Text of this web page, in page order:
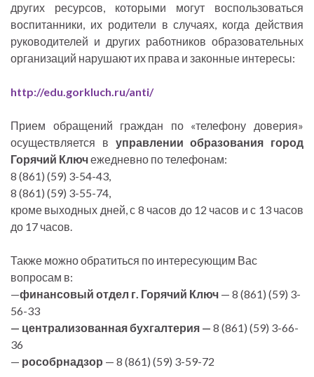
других ресурсов, которыми могут воспользоваться
воспитанники, их родители в случаях, когда действия
руководителей и других работников образовательных
организаций нарушают их права и законные интересы:
http://edu.gorkluch.ru/anti/
Прием обращений граждан по «телефону доверия»
осуществляется в управлении образования город
Горячий Ключежедневно по телефонам:
8 (861) (59) 3-54-43,
8 (861) (59) 3-55-74,
кроме выходных дней, с 8 часов до 12 часов и с 13 часов
до 17 часов.
Также можно обратиться по интересующим Вас
вопросам в:
—финансовый отдел г. Горячий Ключ — 8 (861) (59) 3-
56-33
— централизованная бухгалтерия — 8 (861) (59) 3-66-
36
— рособрнадзор — 8 (861) (59) 3-59-72